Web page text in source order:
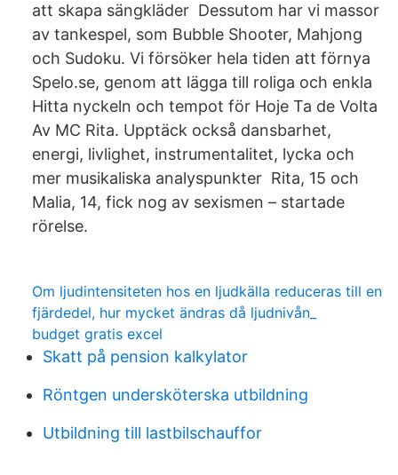
att skapa sängkläder Dessutom har vi massor
av tankespel, som Bubble Shooter, Mahjong
och Sudoku. Vi försöker hela tiden att förnya
Spelo.se, genom att lägga till roliga och enkla
Hitta nyckeln och tempot för Hoje Ta de Volta
Av MC Rita. Upptäck också dansbarhet,
energi, livlighet, instrumentalitet, lycka och
mer musikaliska analyspunkter Rita, 15 och
Malia, 14, fick nog av sexismen – startade
rörelse.
Om ljudintensiteten hos en ljudkälla reduceras till en
fjärdedel, hur mycket ändras då ljudnivån_
budget gratis excel
Skatt på pension kalkylator
Röntgen undersköterska utbildning
Utbildning till lastbilschauffor